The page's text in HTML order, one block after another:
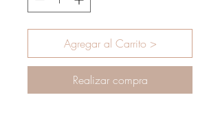
Agregar al Carrito >
Realizar compra